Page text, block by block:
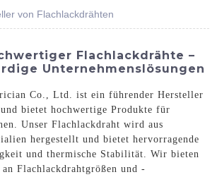
von Flachlackdrähten
Flachlackdrähte –
Unternehmenslösungen
Co., Ltd. ist ein führender Hersteller
bietet hochwertige Produkte für
Unser Flachlackdraht wird aus
hergestellt und bietet hervorragende
und thermische Stabilität. Wir bieten
Flachlackdrahtgrößen und -